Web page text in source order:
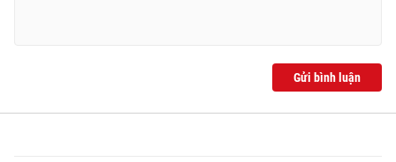
Gửi bình luận